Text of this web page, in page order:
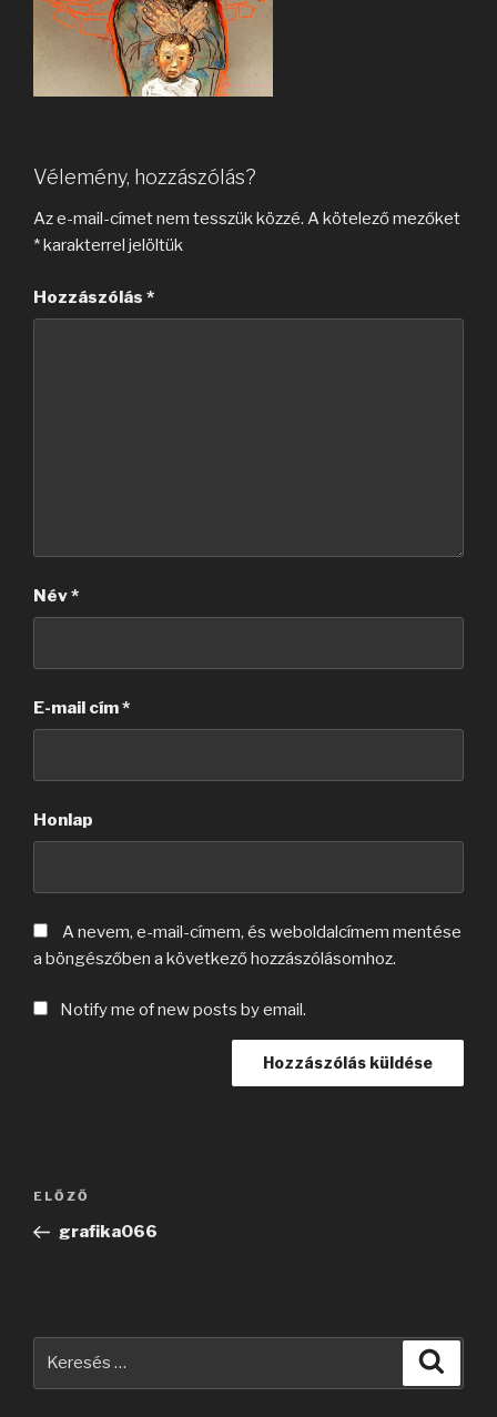
Vélemény, hozzászólás?
Az e-mail-címet nem tesszük közzé. A kötelező mezőket
*karakterrel jelöltük
Hozzászólás *
Név*
E-mail cím*
Honlap
A nevem, e-mail-címem, és weboldalcímem mentése
a böngészőben a következő hozzászólásomhoz.
Notify me of new posts by email.
Bejegyzés
Korábbi
bejegyzés
ELŐZŐ
grafika066